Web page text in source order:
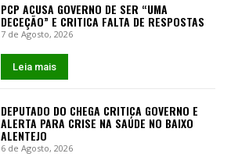
PCP ACUSA GOVERNO DE SER “UMA
DECEÇÃO” E CRITICA FALTA DE RESPOSTAS
7 de Agosto, 2026
Leia mais
DEPUTADO DO CHEGA CRITICA GOVERNO E
ALERTA PARA CRISE NA SAÚDE NO BAIXO
ALENTEJO
6 de Agosto, 2026